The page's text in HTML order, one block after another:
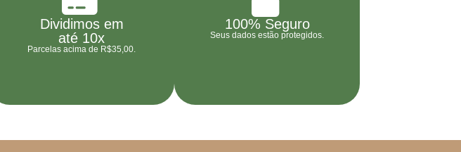
Dividimos em
até 10x
Parcelas acima de R$35,00.
100% Seguro
Seus dados estão protegidos.